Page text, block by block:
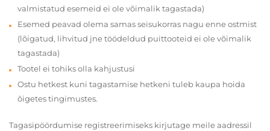
valmistatud esemeid ei ole võimalik tagastada)
Esemed peavad olema samas seisukorras nagu enne ostmist
(lõigatud, lihvitud jne töödeldud puittooteid ei ole võimalik
tagastada)
Tootel ei tohiks olla kahjustusi
Ostu hetkest kuni tagastamise hetkeni tuleb kaupa hoida
õigetes tingimustes.
Tagasipöördumise registreerimiseks kirjutage meile aadressil